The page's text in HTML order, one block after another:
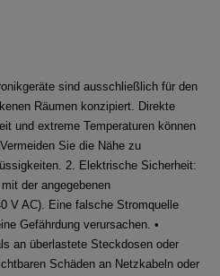
sind ausschließlich für den
Räumen konzipiert. Direkte
und extreme Temperaturen können
Sie die Nähe zu
2. Elektrische Sicherheit:
der angegebenen
V AC). Eine falsche Stromquelle
Gefährdung verursachen. •
an überlastete Steckdosen oder
Schäden an Netzkabeln oder